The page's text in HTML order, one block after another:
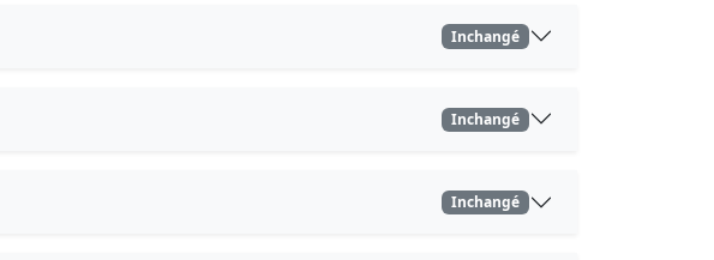
Inchangé
Inchangé
Inchangé